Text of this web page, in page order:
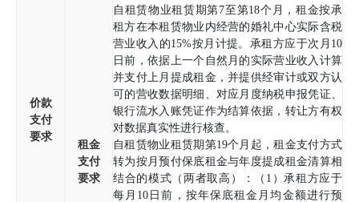
价款
支付
要求
租金
支付
要求
自租赁物业租赁期第7至第18个月，租金按承
租方在本租赁物业内经营的婚礼中心实际含税
营业收入的15%按月计提。承租方应于次月10
日前，依据上一个自然月的实际营业收入计算
并支付上月提成租金，并提供经审计或双方认
可的营收数据明细、对应月度纳税申报凭证、
银行流水入账凭证作为结算依据，转让方有权
对数据真实性进行核查。
自租赁物业租赁期第19个月起，租金支付方式
转为按月预付保底租金与年度提成租金清算相
结合的模式（两者取高）：（1）承租方应于
每月10日前，按年保底租金月均金额进行预